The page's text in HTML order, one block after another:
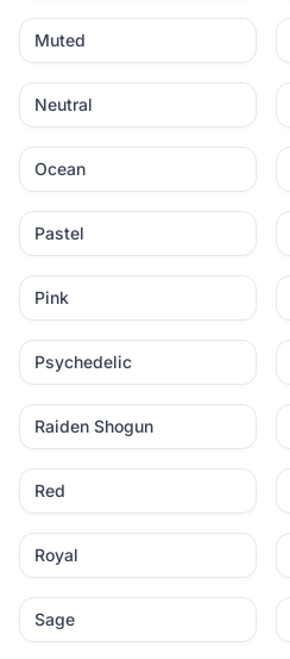
Muted
Neutral
Ocean
Pastel
Pink
Psychedelic
Raiden Shogun
Red
Royal
Sage